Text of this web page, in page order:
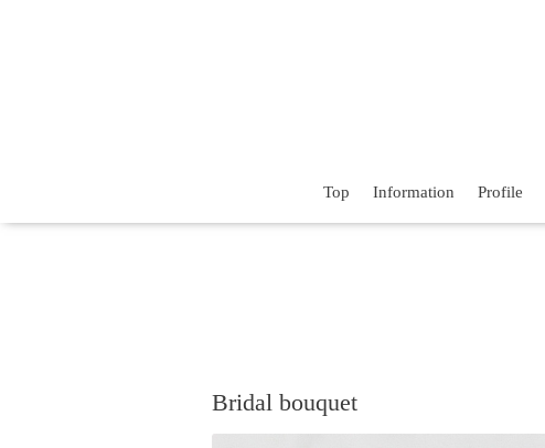
Top Information Profile
Bridal bouquet